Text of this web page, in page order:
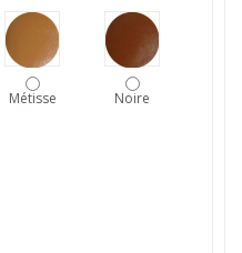
Métisse Noire